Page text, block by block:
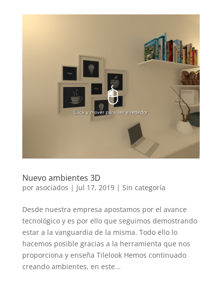
Nuevo ambientes 3D
por asociados | Jul 17, 2019| Sin categoría
Desde nuestra empresa apostamos por el avance
tecnológico y es por ello que seguimos demostrando
estar a la vanguardia de la misma. Todo ello lo
hacemos posible gracias a la herramienta que nos
proporciona y enseña Tilelook Hemos continuado
creando ambientes, en este...